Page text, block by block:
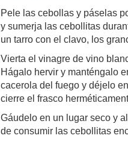
Pele las cebollas y páselas
y sumerja las cebollitas
un tarro con el clavo, los
Vierta el vinagre de vino
Hágalo hervir y manténgalo
cacerola del fuego y déjelo
cierre el frasco
Gáudelo en un lugar seco y
de consumir las cebollitas